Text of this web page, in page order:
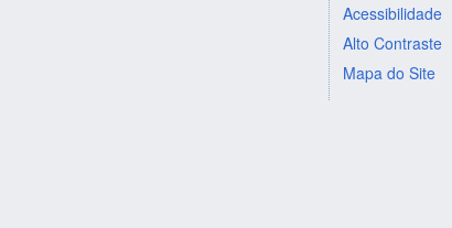
Acessibilidade
Alto Contraste
Mapa do Site